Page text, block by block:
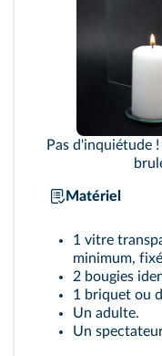
Pas d'inquiétude
Matériel
1 vitre
minimum,
2 bougies
1 briquet ou
Un adulte.
Un